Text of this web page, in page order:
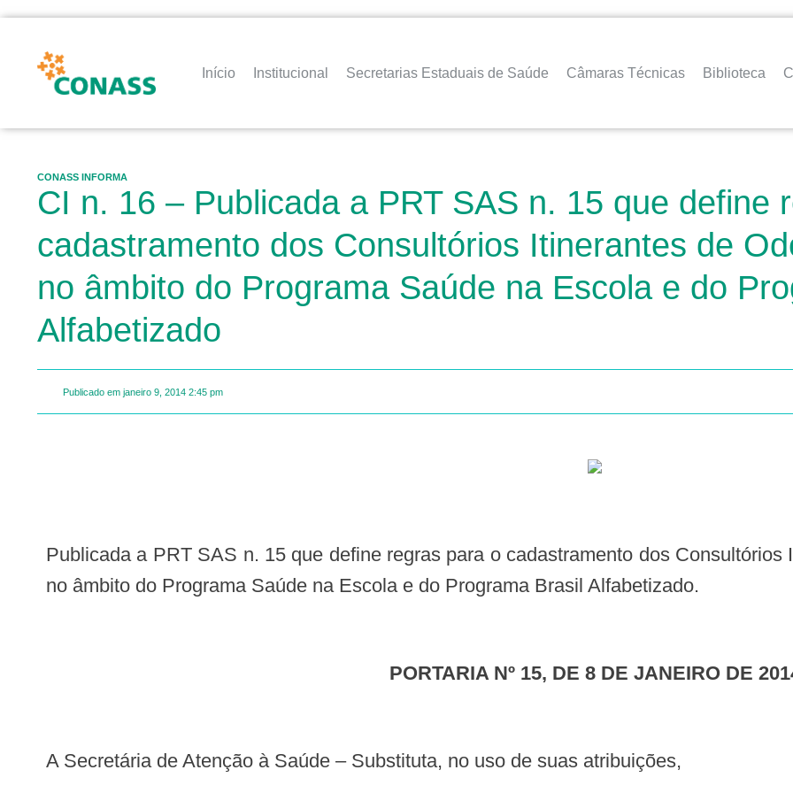
Início Institucional Secretarias Estaduais de Saúde Câmaras Técnicas Biblioteca
CONASS INFORMA
CI n. 16 – Publicada a PRT SAS n. 15 que define
cadastramento dos Consultórios Itinerantes de
no âmbito do Programa Saúde na Escola e do
Alfabetizado
Publicado em janeiro 9, 2014 2:45 pm
Publicada a PRT SAS n. 15 que define regras para o cadastramento dos Consultórios Itinerantes de Odontologia e Oftalmologia
no âmbito do Programa Saúde na Escola e do Programa Brasil Alfabetizado.
PORTARIA Nº 15, DE 8 DE JANEIRO DE
A Secretária de Atenção à Saúde – Substituta, no uso de suas atribuições,